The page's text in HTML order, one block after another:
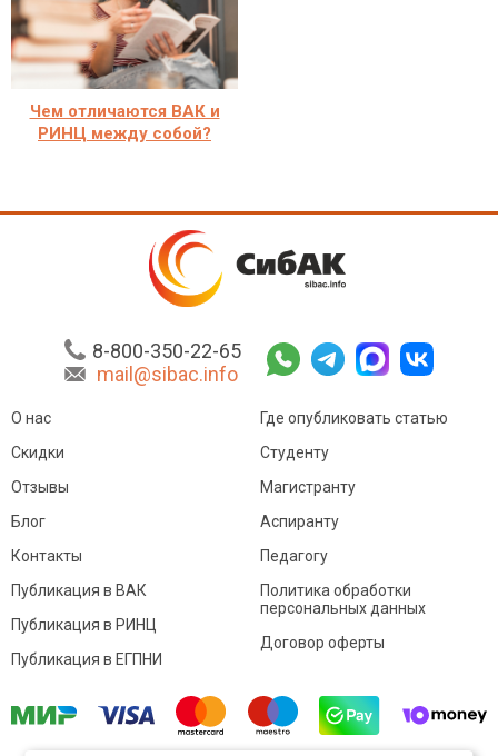
Чем отличаются ВАК и
РИНЦ между собой?
8-800-350-22-65
mail@sibac.info
О нас
Скидки
Отзывы
Блог
Контакты
Где опубликовать статью
Студенту
Магистранту
Аспиранту
Педагогу
Публикация в ВАК
Публикация в РИНЦ
Публикация в ЕГПНИ
Политика обработки
персональных данных
Договор оферты